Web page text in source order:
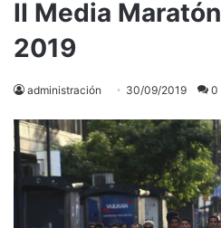
II Media
2019
administración 30/09/2019 0